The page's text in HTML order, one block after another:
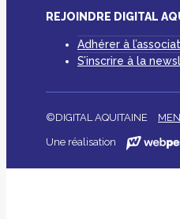
REJOINDRE DIGITAL
Adhérer à
S’inscrire à la
©DIGITAL AQUITAINE
Une réalisation